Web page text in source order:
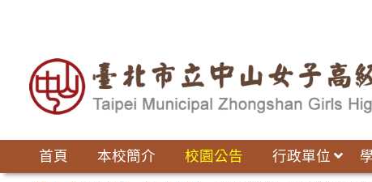
首頁 本校簡介 校園公告 行政單位